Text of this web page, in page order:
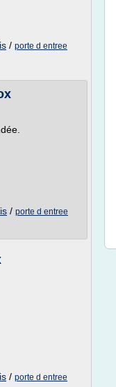
/ porte d entree
/ porte d entree
/ porte d entree